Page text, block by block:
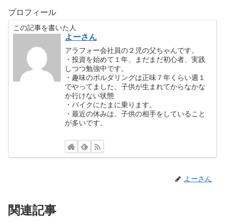
プロフィール
この記事を書いた人
よーさん
アラフォー会社員の２児の父ちゃんです。
・投資を始めて１年、まだまだ初心者、実践
しつつ勉強中です。
・趣味のボルダリングは正味７年くらい週１
でやってました、子供が生まれてからなかな
か行けない状態
・バイクにたまに乗ります。
・最近の休みは、子供の相手をしていること
が多いです。
よーさん
関連記事